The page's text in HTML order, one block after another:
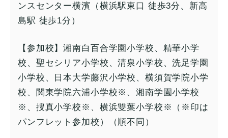
ンスセンター横濱（横浜駅東口 徒歩3分、新高
島駅 徒歩1分）
【参加校】湘南白百合学園小学校、精華小学
校、聖セシリア小学校、清泉小学校、洗足学園
小学校、日本大学藤沢小学校、横須賀学院小学
校、関東学院六浦小学校※、湘南学園小学校
※、捜真小学校※、横浜雙葉小学校※（※印は
パンフレット参加校）（順不同）